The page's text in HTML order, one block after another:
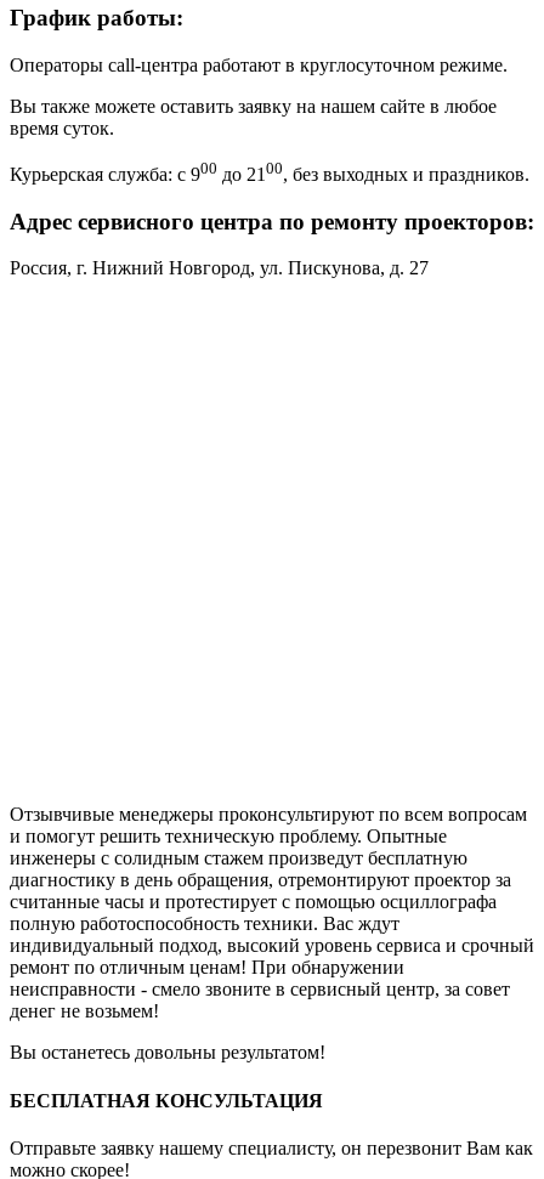
График работы:
Операторы call-центра работают в круглосуточном режиме.
Вы также можете оставить заявку на нашем сайте в любое
время суток.
Курьерская служба: с 900 до 21 00, без выходных и праздников.
Адрес сервисного центра по ремонту проекторов:
Россия, г. Нижний Новгород, ул. Пискунова, д. 27
Отзывчивые менеджеры проконсультируют по всем вопросам
и помогут решить техническую проблему. Опытные
инженеры с солидным стажем произведут бесплатную
диагностику в день обращения, отремонтируют проектор за
считанные часы и протестирует с помощью осциллографа
полную работоспособность техники. Вас ждут
индивидуальный подход, высокий уровень сервиса и срочный
ремонт по отличным ценам! При обнаружении
неисправности - смело звоните в сервисный центр, за совет
денег не возьмем!
Вы останетесь довольны результатом!
БЕСПЛАТНАЯ КОНСУЛЬТАЦИЯ
Отправьте заявку нашему специалисту, он перезвонит Вам как
можно скорее!